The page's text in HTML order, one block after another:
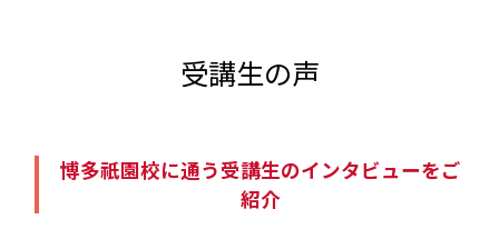
受講生の声
博多祇園校に通う受講生のインタビューをご
紹介